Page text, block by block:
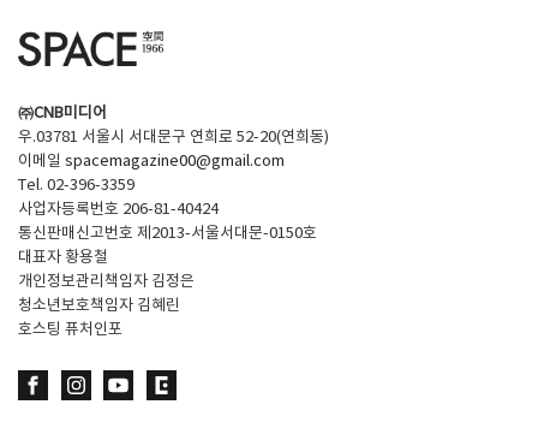
기사문의
Contact
㈜CNB미디어
우.03781 서울시 서대문구 연희로 52-20(연희동)
이메일 spacemagazine00@gmail.com
Tel. 02-396-3359
사업자등록번호 206-81-40424
통신판매신고번호 제2013-서울서대문-0150호
대표자 황용철
개인정보관리책임자 김정은
청소년보호책임자 김혜린
호스팅 퓨처인포